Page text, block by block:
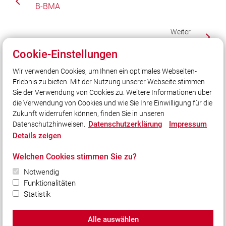
B-BMA
Weiter
Unser Leitsatz
Gott zur Ehr dem Nächsten zur Wehr!
Social Media
Bleiben Sie mit uns in Kontakt und vernetzen Sie sich
mit uns!
© 2026 Freiwillige Feuerwehr Poxau e.V.
Cookie-Einstellungen
Wir verwenden Cookies, um Ihnen ein optimales Webseiten-
Erlebnis zu bieten. Mit der Nutzung unserer Webseite stimmen
Sie der Verwendung von Cookies zu. Weitere Informationen über
die Verwendung von Cookies und wie Sie Ihre Einwilligung für die
Zukunft widerrufen können, finden Sie in unseren
Datenschutzhinweisen. Datenschutzerklärung
Impressum
Details zeigen
Welchen Cookies stimmen Sie zu?
Notwendig
Funktionalitäten
Statistik
Alle auswählen